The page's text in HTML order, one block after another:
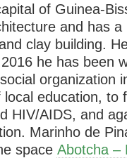
of Guinea-
and has
clay building.
he has been
organization
education, to
HIV/AIDS, and
Marinho de
space Abotcha –